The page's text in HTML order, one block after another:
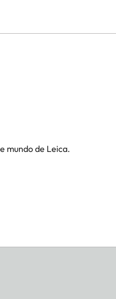
mundo de Leica.